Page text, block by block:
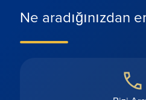
Ne aradığınızdan